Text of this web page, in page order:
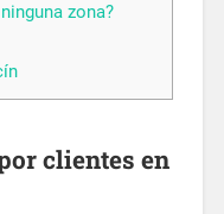
zona?
clientes en